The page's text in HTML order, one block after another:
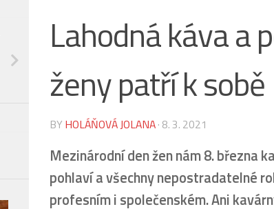
Lahodná káva a
ženy patří k sobě
BY HOLÁŇOVÁ JOLANA· 8. 3. 2021
Mezinárodní den žen nám 8. března
pohlaví a všechny nepostradatelné
profesním i společenském. Ani